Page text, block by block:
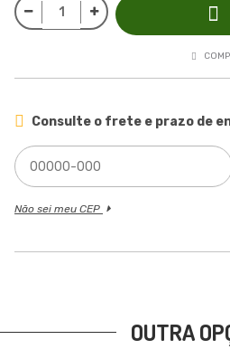
Consulte o frete e prazo de
Não sei meu CEP
OUTRA